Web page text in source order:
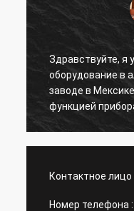
Здравствуйте, я
оборудование в
заводе в
функцией
компании.
Контактное лицо
Номер телефона :